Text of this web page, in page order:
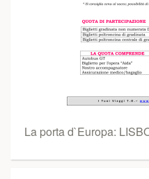
La porta d`Europa: